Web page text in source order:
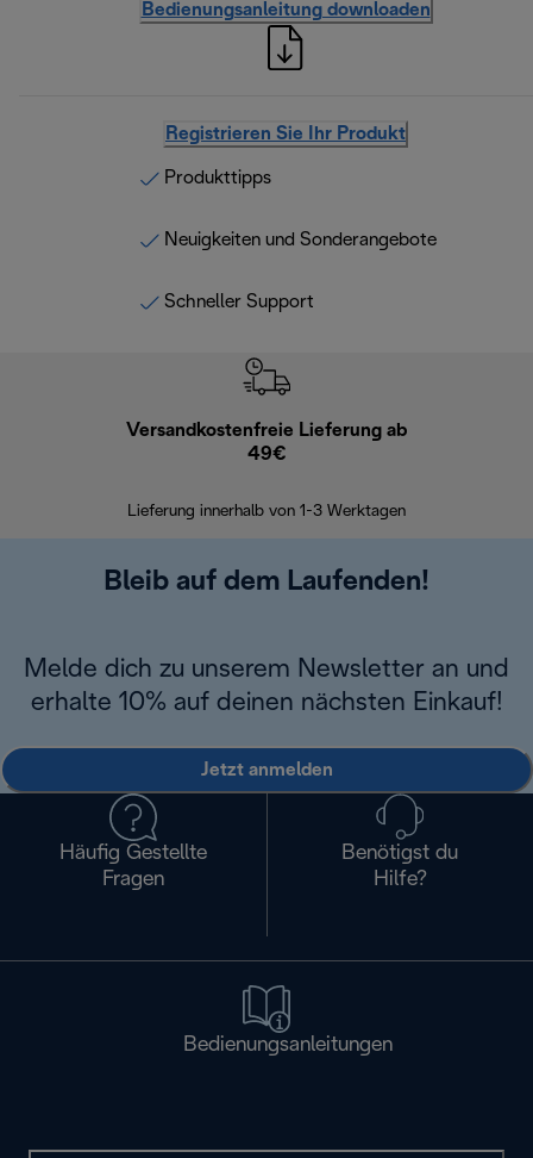
Bedienungsanleitung downloaden
Registrieren Sie Ihr Produkt
Produkttipps
Neuigkeiten und Sonderangebote
Schneller Support
Versandkostenfreie Lieferung ab
49€
Lieferung innerhalb von 1-3 Werktagen
Bleib auf dem Laufenden!
Melde dich zu unserem Newsletter an und
erhalte 10% auf deinen nächsten Einkauf!
Jetzt anmelden
Häufig Gestellte
Fragen
Benötigst du
Hilfe?
Bedienungsanleitungen